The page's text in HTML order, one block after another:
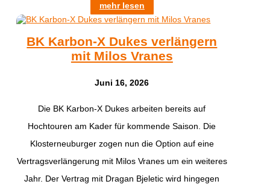
mehr lesen
BK Karbon-X Dukes verlängern
mit Milos Vranes
Juni 16, 2026
Die BK Karbon-X Dukes arbeiten bereits auf
Hochtouren am Kader für kommende Saison. Die
Klosterneuburger zogen nun die Option auf eine
Vertragsverlängerung mit Milos Vranes um ein weiteres
Jahr. Der Vertrag mit Dragan Bjeletic wird hingegen